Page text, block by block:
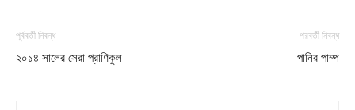
পূর্ববর্তী নিবন্ধ
২০১৪ সালের সেরা প্রাণিকুল
পরবর্তী নিবন্ধ
পানির পাম্প